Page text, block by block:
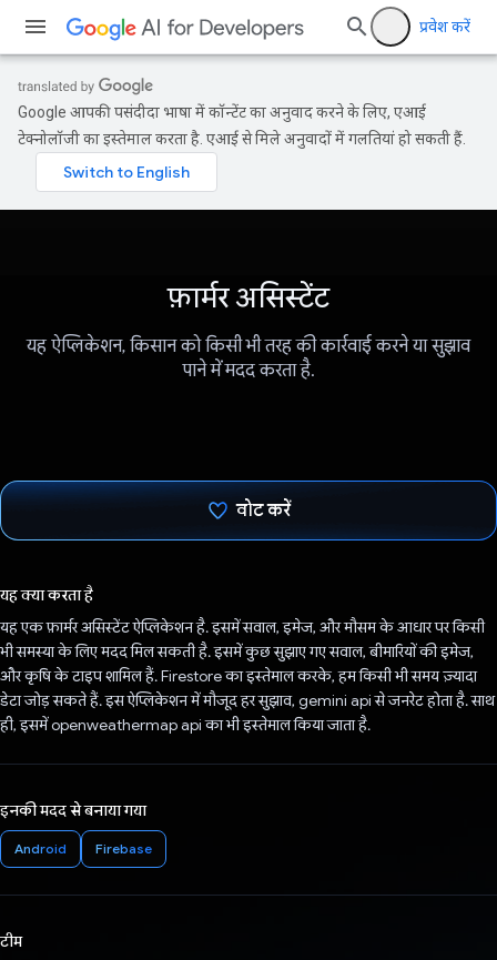
प्रवेश करें
Google आपकी पसंदीदा भाषा में कॉन्टेंट का अनुवाद करने के लिए, एआई
टेक्नोलॉजी का इस्तेमाल करता है. एआई से मिले अनुवादों में गलतियां हो सकती हैं.
फ़ार्मर असिस्टेंट
यह ऐप्लिकेशन, किसान को किसी भी तरह की कार्रवाई करने या सुझाव
पाने में मदद करता है.
वोट करें
यह क्या करता है
यह एक फ़ार्मर असिस्टेंट ऐप्लिकेशन है. इसमें सवाल, इमेज, और मौसम के आधार पर किसी
भी समस्या के लिए मदद मिल सकती है. इसमें कुछ सुझाए गए सवाल, बीमारियों की इमेज,
और कृषि के टाइप शामिल हैं. Firestore का इस्तेमाल करके, हम किसी भी समय ज़्यादा
डेटा जोड़ सकते हैं. इस ऐप्लिकेशन में मौजूद हर सुझाव, gemini api से जनरेट होता है. साथ
ही, इसमें openweathermap api का भी इस्तेमाल किया जाता है.
इनकी मदद से बनाया गया
Android Firebase
टीम